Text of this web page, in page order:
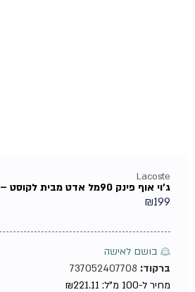
Lacoste
ג'וי אוף פינק 90מל אדט מבית לקוסט – בושם לאישה
₪199
♀ בושם לאישה
ברקוד:737052407708
מחיר ל-100 מ"ל:
₪221.11